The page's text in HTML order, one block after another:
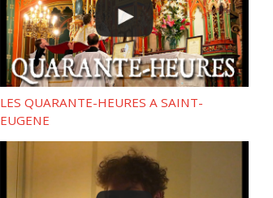
LES QUARANTE-HEURES A SAINT-
EUGENE